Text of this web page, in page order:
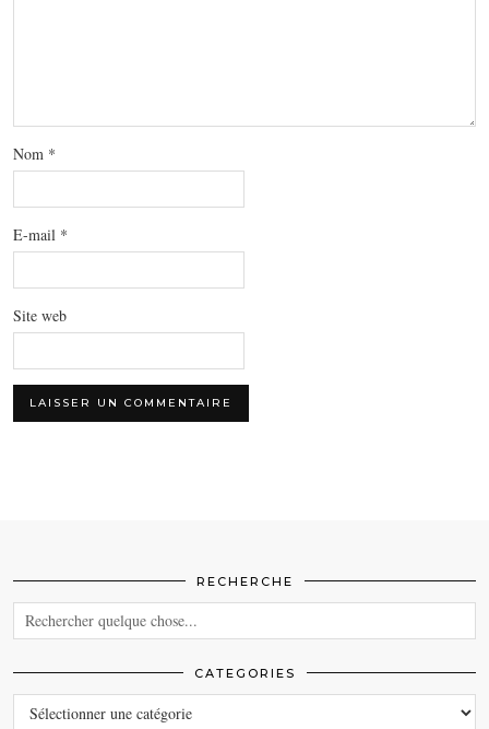
Nom *
E-mail *
Site web
RECHERCHE
CATEGORIES
CATEGORIES